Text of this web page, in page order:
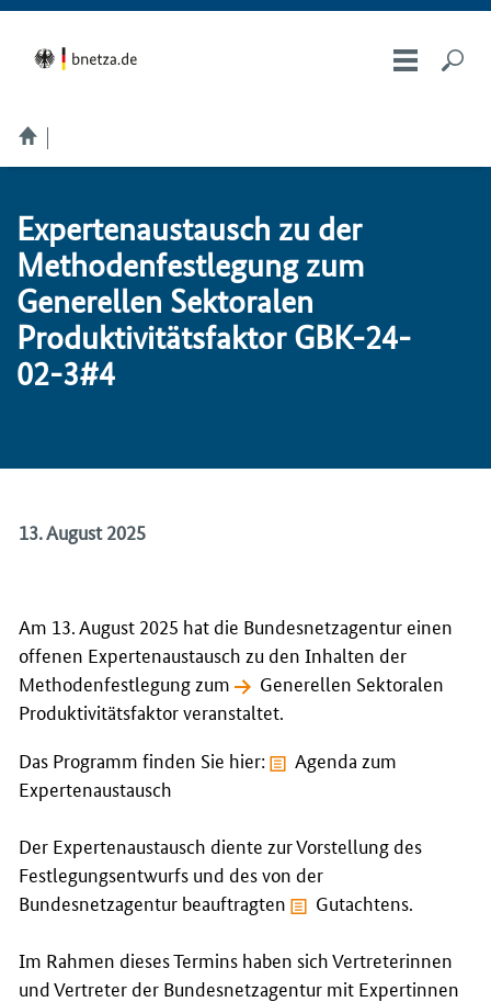
Expertenaustausch zu der
Methodenfestlegung zum
Generellen Sektoralen
Produktivitätsfaktor GBK-24-
02-3#4
13. August 2025
Am 13. August 2025 hat die Bundesnetzagentur einen
offenen Expertenaustausch zu den Inhalten der
Methodenfestlegung zum
Generellen Sektoralen
Produktivitätsfaktorveranstaltet.
Das Programm finden Sie hier:
Agenda zum
Expertenaustausch
Der Expertenaustausch diente zur Vorstellung des
Festlegungsentwurfs und des von der
Bundesnetzagentur beauftragten
Gutachtens.
Im Rahmen dieses Termins haben sich Vertreterinnen
und Vertreter der Bundesnetzagentur mit Expertinnen